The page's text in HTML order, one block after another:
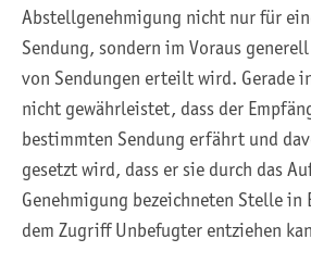
Abstellgenehmigung nicht nur für
Sendung, sondern im Voraus
von Sendungen erteilt wird. Gerade
nicht gewährleistet, dass der
bestimmten Sendung erfährt und
gesetzt wird, dass er sie durch das
Genehmigung bezeichneten Stelle in
dem Zugriff Unbefugter entziehen